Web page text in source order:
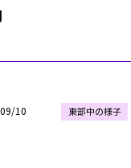
10 東部中の様子